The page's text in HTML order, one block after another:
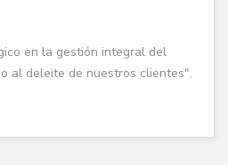
en la gestión integral del
al deleite de nuestros clientes".